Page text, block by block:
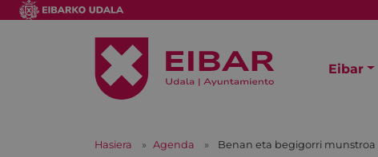
Eibar
Hasiera Agenda Benan eta begigorri munstroa